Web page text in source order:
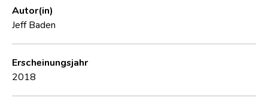
Autor(in)
Jeff Baden
Erscheinungsjahr
2018